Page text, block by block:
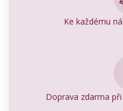
Ke každému
Doprava zdarma